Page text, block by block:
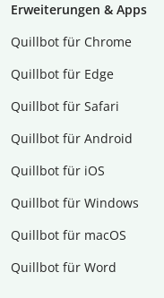
Erweiterungen & Apps
Quillbot für Chrome
Quillbot für Edge
Quillbot für Safari
Quillbot für Android
Quillbot für iOS
Quillbot für Windows
Quillbot für macOS
Quillbot für Word